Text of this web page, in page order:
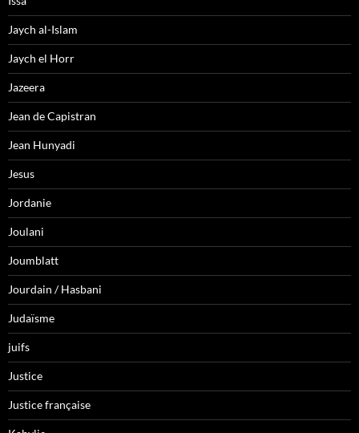
Jaych al-Islam
Jaych el Horr
Jazeera
Jean de Capistran
Jean Hunyadi
Jesus
Jordanie
Joulani
Joumblatt
Jourdain / Hasbani
Judaïsme
juifs
Justice
Justice française